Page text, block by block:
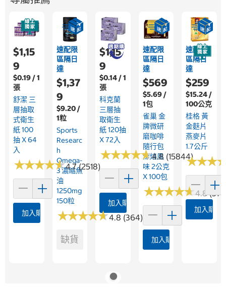
$1,15
9
$0.19 / 1
張
舒潔 三
層抽取
式衛生
紙 100
抽 X 64
入
★★★★★
★★★★★4.7 (2518)
加入購物車
速配限
區隔日
達
$1,37
9
$9.20 /
1粒
Sports
Researc
H
Omega-
3 濃縮魚
油
1250mg
150粒
★★★★★
★★★★★4.8 (364)
缺貨
$1,15
9
$0.14 / 1
張
科克蘭
三層抽
取衛生
紙 120抽
X 72入
★★★★★
★★★★★4.8 (15844)
加入購物車
速配限
區隔日
達
$569
$5.69 /
1包
雀巢 金
牌微研
磨咖啡
隨行包
深焙風
味 2公克
X 100包
★★★★★
★★★★★4.8
加入購物車
速配限
區隔日
達
$259
$15.24 /
100公克
桂格 黃
金麩片
燕麥片
1.7公斤
★★★
★★★
加入購物